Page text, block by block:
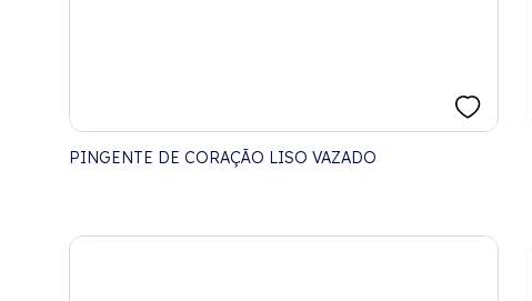
PINGENTE DE CORAÇÃO LISO VAZADO